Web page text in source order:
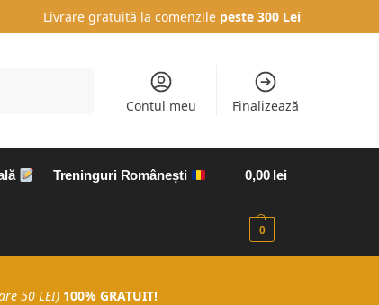
Livrare gratuită la comenzile peste 300 Lei
Contul meu Finalizează
Treninguri Românești 0,00 lei
0
50 LEI) 100% GRATUIT!